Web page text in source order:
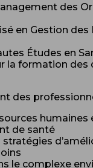
des
en Gestion
Études en
la formation des
des
humaines
de santé
stratégies
le complexe